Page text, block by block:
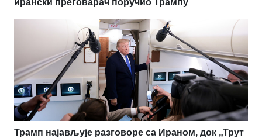
Трамп најављује разговоре са Ираном, док „Трут